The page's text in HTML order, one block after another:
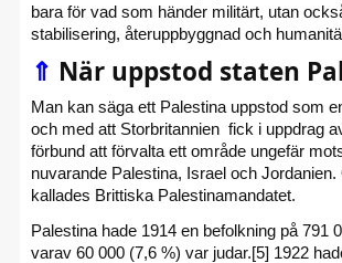
bara för vad som händer militärt, utan
stabilisering, återuppbyggnad och
⇑ När uppstod staten
Man kan säga ett Palestina uppstod som
och med att Storbritannien fick i uppdrag
förbund att förvalta ett område ungefär
nuvarande Palestina, Israel och Jordanien.
kallades Brittiska Palestinamandatet.
Palestina hade 1914 en befolkning på 791
varav 60 000 (7,6 %) var judar.[5] 1922